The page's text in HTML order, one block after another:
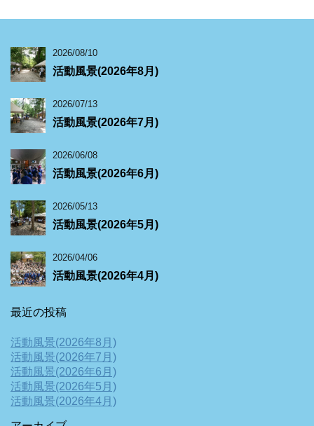
2026/08/10
活動風景(2026年8月)
2026/07/13
活動風景(2026年7月)
2026/06/08
活動風景(2026年6月)
2026/05/13
活動風景(2026年5月)
2026/04/06
活動風景(2026年4月)
最近の投稿
活動風景(2026年8月)
活動風景(2026年7月)
活動風景(2026年6月)
活動風景(2026年5月)
活動風景(2026年4月)